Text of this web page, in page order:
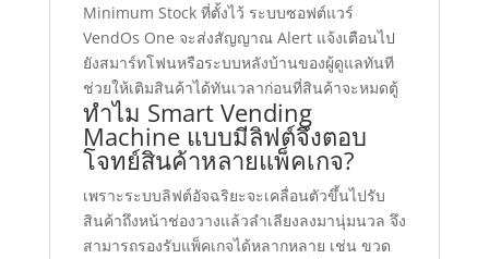
Minimum Stock ที่ตั้งไว้ ระบบซอฟต์แวร์
VendOs One จะส่งสัญญาณ Alert แจ้งเตือนไป
ยังสมาร์ทโฟนหรือระบบหลังบ้านของผู้ดูแลทันที
ช่วยให้เติมสินค้าได้ทันเวลาก่อนที่สินค้าจะหมดตู้
ทำไม Smart Vending
Machine แบบมีลิฟต์จึงตอบ
โจทย์สินค้าหลายแพ็คเกจ?
เพราะระบบลิฟต์อัจฉริยะจะเคลื่อนตัวขึ้นไปรับ
สินค้าถึงหน้าช่องวางแล้วลำเลียงลงมานุ่มนวล จึง
สามารถรองรับแพ็คเกจได้หลากหลาย เช่น ขวด